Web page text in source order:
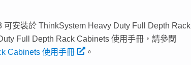
可安裝於 ThinkSystem Heavy Duty Full Depth Rack
Full Depth Rack Cabinets 使用手冊，請參閱
Cabinets 使用手冊
。